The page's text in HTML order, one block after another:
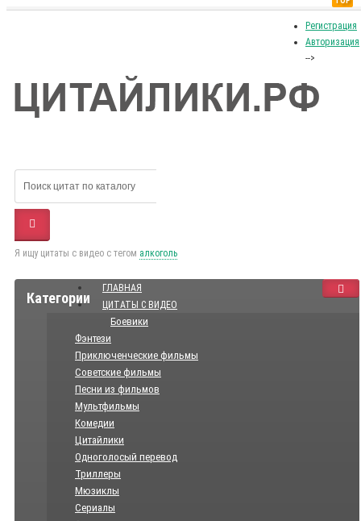
Регистрация
Авторизация
-->
Я ищу цитаты с видео с тегом алкоголь
Категории
ГЛАВНАЯ
ЦИТАТЫ С ВИДЕО
Боевики
Фэнтези
Приключенческие фильмы
Советские фильмы
Песни из фильмов
Мультфильмы
Комедии
Цитайлики
Одноголосый перевод
Триллеры
Мюзиклы
Сериалы